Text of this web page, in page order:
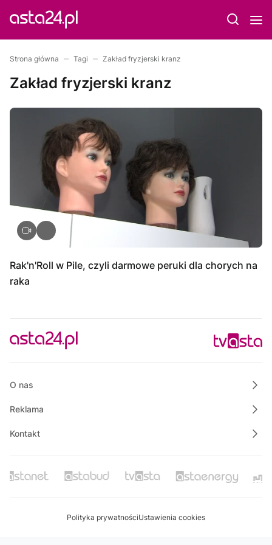
Strona główna Tagi Zakład fryzjerski kranz
Zakład fryzjerski kranz
Rak'n'Roll w Pile, czyli darmowe peruki dla chorych na
raka
O nas
Reklama
Kontakt
Polityka prywatnościUstawienia cookies